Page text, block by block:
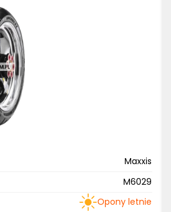
Maxxis
M6029
Opony letnie